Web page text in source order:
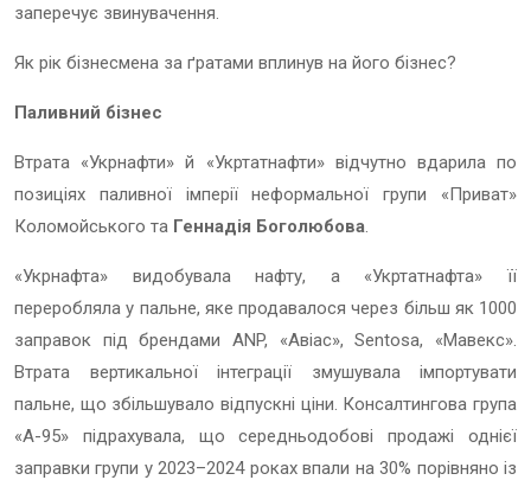
заперечує звинувачення.
Як рік бізнесмена за ґратами вплинув на його бізнес?
Паливний бізнес
Втрата «Укрнафти» й «Укртатнафти» відчутно вдарила по
позиціях паливної імперії неформальної групи «Приват»
Коломойського та Геннадія Боголюбова.
«Укрнафта» видобувала нафту, а «Укртатнафта» її
переробляла у пальне, яке продавалося через більш як 1000
заправок під брендами ANP, «Авіас», Sentosa, «Мавекс».
Втрата вертикальної інтеграції змушувала імпортувати
пальне, що збільшувало відпускні ціни. Консалтингова група
«А-95» підрахувала, що середньодобові продажі однієї
заправки групи у 2023–2024 роках впали на 30% порівняно із